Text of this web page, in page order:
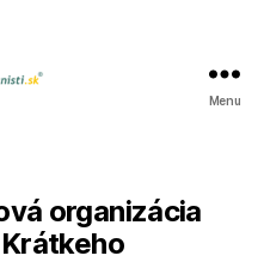
Menu
organizácia